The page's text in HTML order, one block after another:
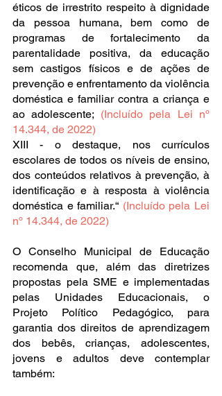
éticos de irrestrito respeito à dignidade
da pessoa humana, bem como de
programas de fortalecimento da
parentalidade positiva, da educação
sem castigos físicos e de ações de
prevenção e enfrentamento da violência
doméstica e familiar contra a criança e
ao adolescente; (Incluído pela Lei nº
14.344, de 2022)
XIII - o destaque, nos currículos
escolares de todos os níveis de ensino,
dos conteúdos relativos à prevenção, à
identificação e à resposta à violência
doméstica e familiar.“ (Incluído pela Lei
nº 14.344, de 2022)
O Conselho Municipal de Educação
recomenda que, além das diretrizes
propostas pela SME e implementadas
pelas Unidades Educacionais, o
Projeto Político Pedagógico, para
garantia dos direitos de aprendizagem
dos bebês, crianças, adolescentes,
jovens e adultos deve contemplar
também: